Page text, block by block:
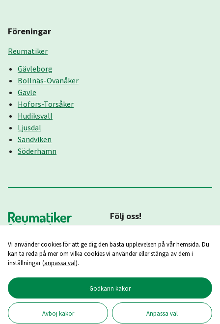
Föreningar
Reumatiker
Gävleborg
Bollnäs-Ovanåker
Gävle
Hofors-Torsåker
Hudiksvall
Ljusdal
Sandviken
Söderhamn
Följ oss!
Copyright ©2026Reumatikerförbundet
Vi använder cookies för att ge dig den bästa upplevelsen på vår hemsida. Du
kan ta reda på mer om vilka cookies vi använder eller stänga av dem i
inställningar (anpassa val).
Godkänn kakor
Avböj kakor Anpassa val